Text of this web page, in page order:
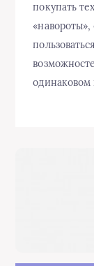
покупать
одинаковом